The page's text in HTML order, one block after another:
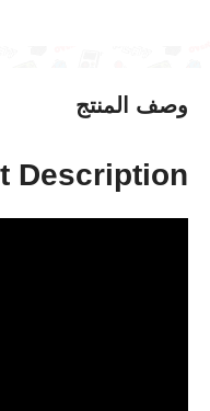
وصف المنتج
Description: